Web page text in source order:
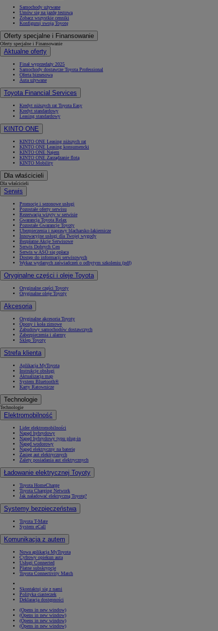
Samochody używane
Umów się na jazdę testową
Zobacz wszystkie cenniki
Konfiguruj swoją Toyotę
Oferty specjalne i Finansowanie
Oferty specjalne i Finansowanie
Aktualne oferty
Finał wyprzedaży 2025
Samochody dostawcze Toyota Professional
Oferta biznesowa
Auta używane
Toyota Financial Services
Kredyt niższych rat Toyota Easy
Kredyt standardowy
Leasing standardowy
KINTO ONE
KINTO ONE Leasing niższych rat
KINTO ONE Leasing konsumencki
KINTO ONE Najem
KINTO ONE Zarządzanie flotą
KINTO Mobility
Dla właścicieli
Dla właścicieli
Serwis
Promocje i sezonowe usługi
Pozostałe oferty serwisu
Rezerwacja wizyty w serwisie
Gwarancja Toyota Relax
Pozostałe Gwarancje Toyoty
Ubezpieczenia i naprawy blacharsko-lakiernicze
Innowacyjne usługi dla Twojej wygody
Bezpłatne Akcje Serwisowe
Serwis Dobrych Cen
Serwis w ASO się opłaca
Dostęp do informacji serwisowych
Wykaz wydanych zaświadczeń o odbytym szkoleniu (pdf)
Oryginalne części i oleje Toyota
Oryginalne części Toyoty
Oryginalne oleje Toyoty
Akcesoria
Oryginalne akcesoria Toyoty
Opony i koła zimowe
Zabudowy samochodów dostawczych
Zabezpieczenia i alarmy
Sklep Toyoty
Strefa klienta
Aplikacja MyToyota
Instrukcje obsługi
Aktualizacja map
System Bluetooth®
Karty Ratownicze
Technologie
Technologie
Elektromobilność
Lider elektromobilności
Napęd hybrydowy
Napęd hybrydowy typu plug-in
Napęd wodorowy
Napęd elektryczny na baterię
Zasięg aut elektrycznych
Zalety posiadania aut elektrycznych
Ładowanie elektrycznej Toyoty
Toyota HomeCharge
Toyota Charging Network
Jak naładować elektryczną Toyotę?
Systemy bezpieczeństwa
Toyota T-Mate
System eCall
Komunikacja z autem
Nowa aplikacja MyToyota
Cyfrowy opiekun auta
Usługi Connected
Płatne subskrypcje
Toyota Connectivity Match
Skontaktuj się z nami
Polityka ciasteczek
Deklaracja dostępności
(Opens in new window)
(Opens in new window)
(Opens in new window)
(Opens in new window)